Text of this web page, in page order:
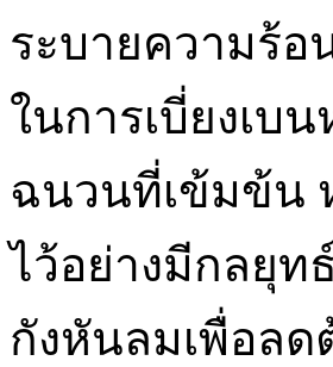
ระบายความร้
ในการเบี่ยงเบ
ฉนวนที่เข้มข้น
ไว้อย่างมีกลยุท
กังหันลมเพื่อล